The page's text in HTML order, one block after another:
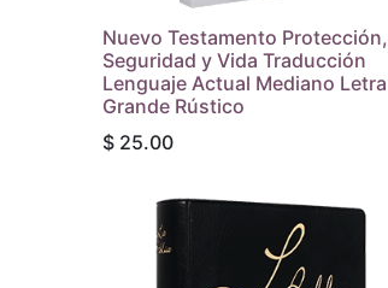
Nuevo Testamento Protección,
Seguridad y Vida Traducción
Lenguaje Actual Mediano Letra
Grande Rústico
$ 25.00